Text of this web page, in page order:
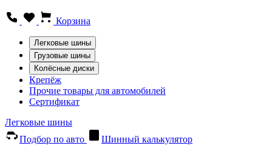
Корзина
Легковые шины
Грузовые шины
Колёсные диски
Крепёж
Прочие товары для автомобилей
Сертификат
Легковые шины
Подбор по авто
Шинный калькулятор